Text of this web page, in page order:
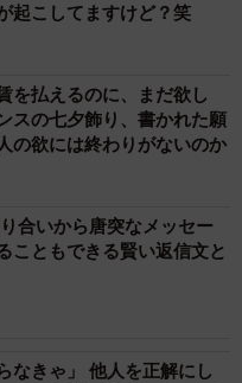
起こしてますけど？笑
を払えるのに、まだ欲し
スの七夕飾り、書かれた願
欲には終わりがないのか
合いから唐突なメッセー
ともできる賢い返信文と
なきゃ」 他人を正解にし